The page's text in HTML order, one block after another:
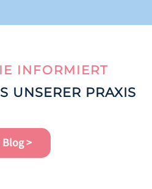
INFORMIERT
UNSERER PRAXIS
>